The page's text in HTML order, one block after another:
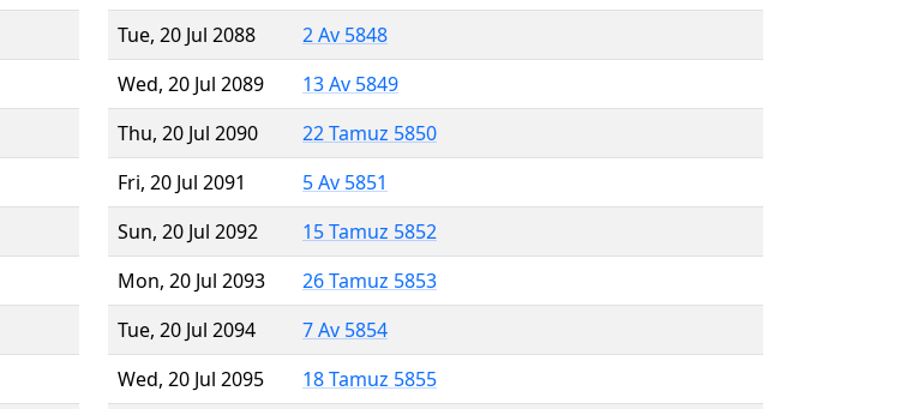
Tue, 20 Jul 2088
2 Av 5848
Wed, 20 Jul 2089
13 Av 5849
Thu, 20 Jul 2090
22 Tamuz 5850
Fri, 20 Jul 2091
5 Av 5851
Sun, 20 Jul 2092
15 Tamuz 5852
Mon, 20 Jul 2093
26 Tamuz 5853
Tue, 20 Jul 2094
7 Av 5854
Wed, 20 Jul 2095
18 Tamuz 5855